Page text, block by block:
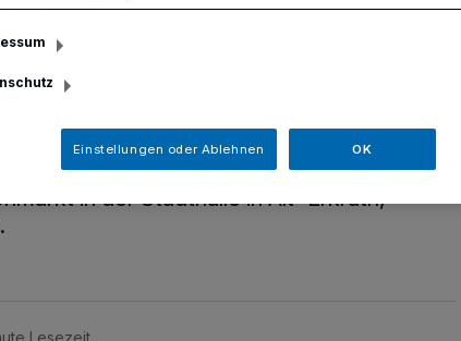
in der
den 13. Juni, findet von 9 bis 13 Uhr der
in der Stadthalle in Alt-Erkrath,
Lesezeit
Einstellungen oder Ablehnen OK